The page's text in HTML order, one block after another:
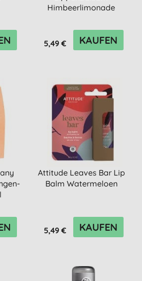
Himbeerlimonade
5,49 € KAUFEN
Attitude Leaves Bar Lip
Balm Watermeloen
5,49 € KAUFEN